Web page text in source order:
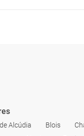
Alcúdia Blois